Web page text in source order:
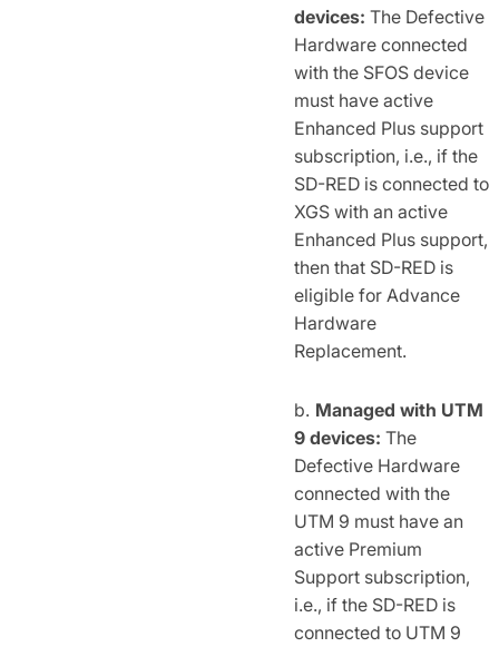
devices: The Defective
Hardware connected
with the SFOS device
must have active
Enhanced Plus support
subscription, i.e., if the
SD-RED is connected to
XGS with an active
Enhanced Plus support,
then that SD-RED is
eligible for Advance
Hardware
Replacement.
Managed with UTM
9 devices: The
Defective Hardware
connected with the
UTM 9 must have an
active Premium
Support subscription,
i.e., if the SD-RED is
connected to UTM 9